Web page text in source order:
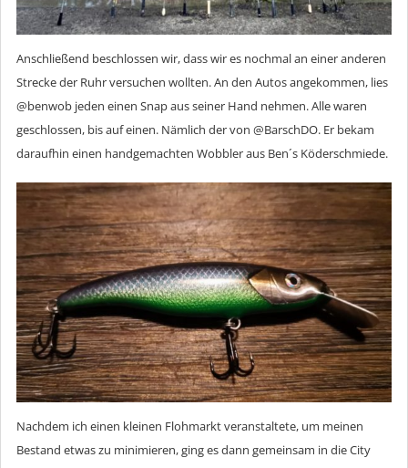
Anschließend beschlossen wir, dass wir es nochmal an einer anderen
Strecke der Ruhr versuchen wollten. An den Autos angekommen, lies
@benwob jeden einen Snap aus seiner Hand nehmen. Alle waren
geschlossen, bis auf einen. Nämlich der von @BarschDO. Er bekam
daraufhin einen handgemachten Wobbler aus Ben´s Köderschmiede.
Nachdem ich einen kleinen Flohmarkt veranstaltete, um meinen
Bestand etwas zu minimieren, ging es dann gemeinsam in die City